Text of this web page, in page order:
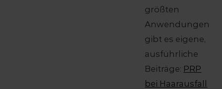
größten
Anwendungen
gibt es eigene,
ausführliche
Beiträge: PRP
bei Haarausfall